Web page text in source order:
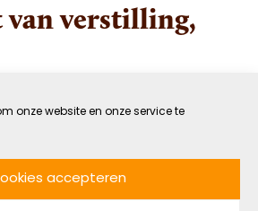
onze website en onze service te
accepteren
van verstilling,
STEL
mij het beste omschrijven als